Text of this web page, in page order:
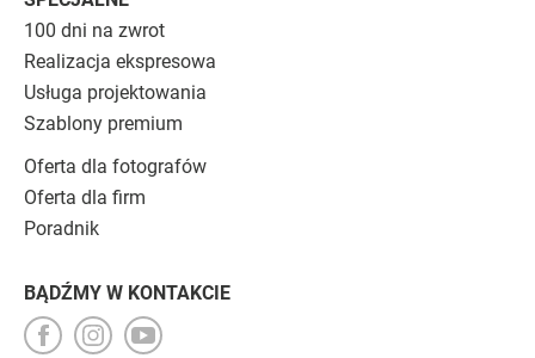
100 dni na zwrot
Realizacja ekspresowa
Usługa projektowania
Szablony premium
Oferta dla fotografów
Oferta dla firm
Poradnik
BĄDŹMY W KONTAKCIE